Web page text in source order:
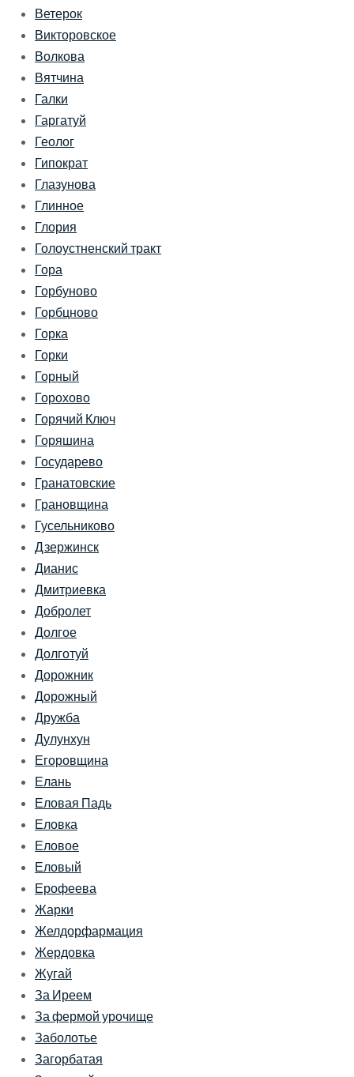
Ветерок
Викторовское
Волкова
Вятчина
Галки
Гаргатуй
Геолог
Гипократ
Глазунова
Глинное
Глория
Голоустненский тракт
Гора
Горбуново
Горбцново
Горка
Горки
Горный
Горохово
Горячий Ключ
Горяшина
Государево
Гранатовские
Грановщина
Гусельниково
Дзержинск
Дианис
Дмитриевка
Добролет
Долгое
Долготуй
Дорожник
Дорожный
Дружба
Дулунхун
Егоровщина
Елань
Еловая Падь
Еловка
Еловое
Еловый
Ерофеева
Жарки
Желдорфармация
Жердовка
Жугай
За Иреем
За фермой урочище
Заболотье
Загорбатая